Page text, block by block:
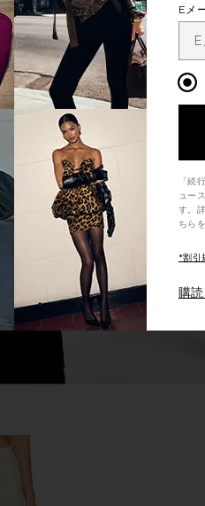
Dress in
LIONESS District
Eメ
「続
ュー
す。
ちら
*割引
購